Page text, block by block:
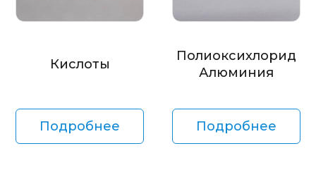
Кислоты
Подробнее
Полиоксихлорид
Алюминия
Подробнее